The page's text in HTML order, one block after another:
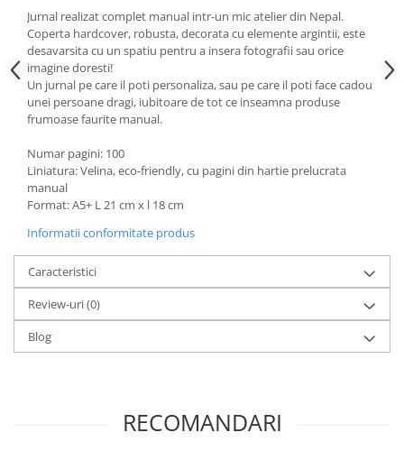
Jurnal realizat complet manual intr-un mic atelier din Nepal.
Coperta hardcover, robusta, decorata cu elemente argintii, este
desavarsita cu un spatiu pentru a insera fotografii sau orice
imagine doresti!
Un jurnal pe care il poti personaliza, sau pe care il poti face cadou
unei persoane dragi, iubitoare de tot ce inseamna produse
frumoase faurite manual.
Numar pagini: 100
Liniatura: Velina, eco-friendly, cu pagini din hartie prelucrata
manual
Format: A5+ L 21 cm x l 18 cm
Informatii conformitate produs
Caracteristici
Review-uri(0)
Blog
RECOMANDARI